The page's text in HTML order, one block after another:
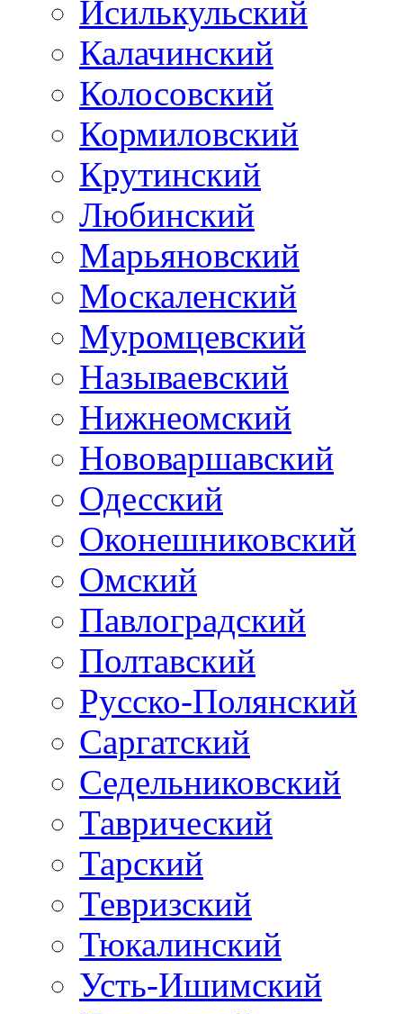
Исилькульский
Калачинский
Колосовский
Кормиловский
Крутинский
Любинский
Марьяновский
Москаленский
Муромцевский
Называевский
Нижнеомский
Нововаршавский
Одесский
Оконешниковский
Омский
Павлоградский
Полтавский
Русско-Полянский
Саргатский
Седельниковский
Таврический
Тарский
Тевризский
Тюкалинский
Усть-Ишимский